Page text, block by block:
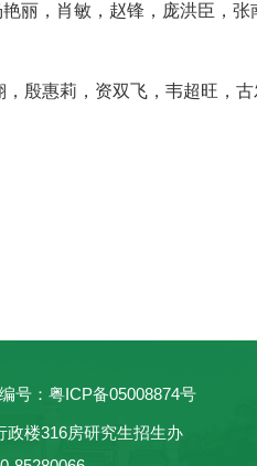
丽，肖敏，赵锋，庞洪臣，
殷惠莉，资双飞，韦超旺，
：粤ICP备05008874号
楼316房研究生招生办